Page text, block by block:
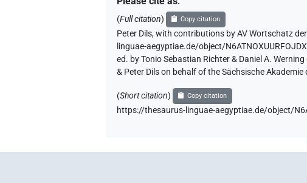
(Full citation) Copy citation
Peter Dils,with contributions by AV Wortschatz
linguae-aegyptiae.de/object/
ed. by Tonio Sebastian Richter & Daniel A.
& Peter Dils on behalf of the Sächsische
(Short citation) Copy citation
https://thesaurus-linguae-aegyptiae.de/object/